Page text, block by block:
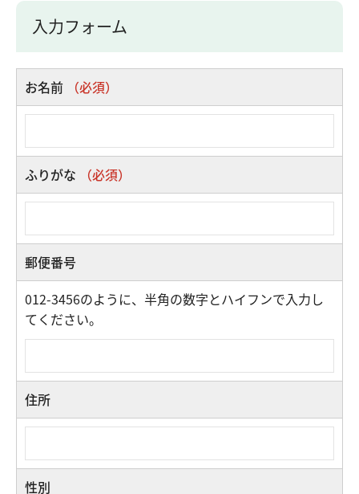
入力フォーム
お名前 （必須）
ふりがな （必須）
郵便番号
012-3456のように、半角の数字とハイフンで入力し
てください。
住所
性別